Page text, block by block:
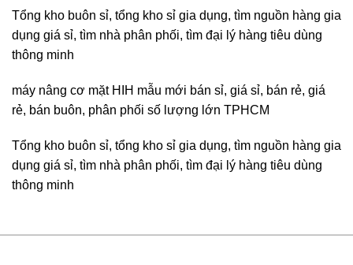
Tổng kho buôn sỉ, tổng kho sỉ gia dụng, tìm nguồn hàng gia
dụng giá sỉ, tìm nhà phân phối, tìm đại lý hàng tiêu dùng
thông minh
máy nâng cơ mặt HIH mẫu mới bán sỉ, giá sỉ, bán rẻ, giá
rẻ, bán buôn, phân phối số lượng lớn TPHCM
Tổng kho buôn sỉ, tổng kho sỉ gia dụng, tìm nguồn hàng gia
dụng giá sỉ, tìm nhà phân phối, tìm đại lý hàng tiêu dùng
thông minh